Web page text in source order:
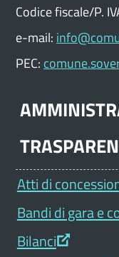
Codice fiscale/P.
e-mail:
PEC:
Atti di
Bandi di gara e
Bilanci